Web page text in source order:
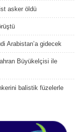
asker öldü
Arabistan’a gidecek
Büyükelçisi ile
balistik füzelerle